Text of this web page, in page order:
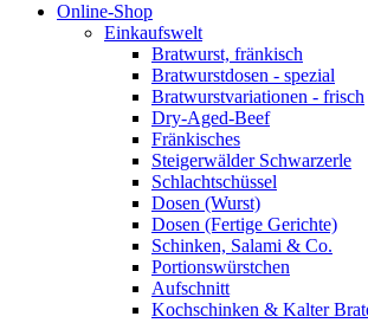
Online-Shop
Einkaufswelt
Bratwurst, fränkisch
Bratwurst­dosen - spezial
Bratwurst­variationen - frisch
Dry-Aged-Beef
Fränkisches
Steigerwälder Schwarzerle
Schlacht­schüssel
Dosen (Wurst)
Dosen (Fertige Gerichte)
Schinken, Salami & Co.
Portions­würstchen
Aufschnitt
Kochschinken & Kalter